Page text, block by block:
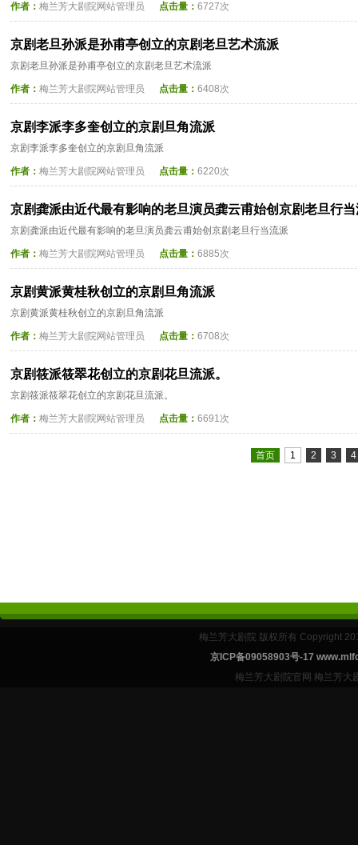
作者： 梅兰芳大剧院网站管理员 点击量： 6727次
京剧老旦孙派是孙甫亭创立的京剧老旦艺术流派
京剧老旦孙派是孙甫亭创立的京剧老旦艺术流派
作者： 梅兰芳大剧院网站管理员 点击量： 6408次
京剧李派李多奎创立的京剧旦角流派
京剧李派李多奎创立的京剧旦角流派
作者： 梅兰芳大剧院网站管理员 点击量： 6220次
京剧龚派由近代最有影响的老旦演员龚云甫始创京剧老旦行
京剧龚派由近代最有影响的老旦演员龚云甫始创京剧老旦行当流派
作者： 梅兰芳大剧院网站管理员 点击量： 6885次
京剧黄派黄桂秋创立的京剧旦角流派
京剧黄派黄桂秋创立的京剧旦角流派
作者： 梅兰芳大剧院网站管理员 点击量： 6708次
京剧筱派筱翠花创立的京剧花旦流派。
京剧筱派筱翠花创立的京剧花旦流派。
作者： 梅兰芳大剧院网站管理员 点击量： 6691次
首页 1 2 3 4
梅兰芳大剧院 版权所有 Copyright
京ICP备09058903号-17
梅兰芳大剧院官网 梅兰芳大